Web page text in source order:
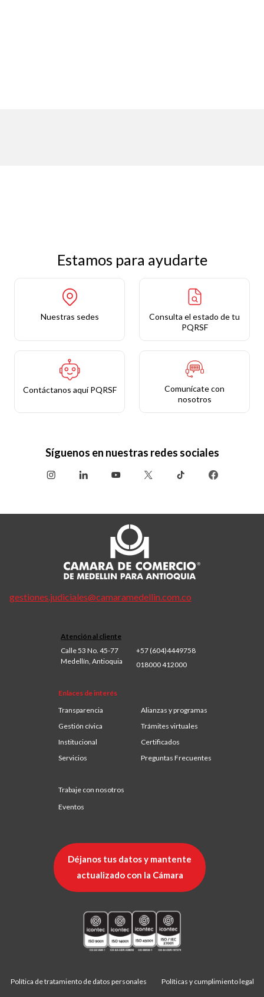
Estamos para ayudarte
Nuestras sedes
Consulta el estado de tu
PQRSF
Contáctanos aquí PQRSF
Comunícate con
nosotros
Síguenos en nuestras redes sociales
gestiones.judiciales@camaramedellin.com.co
Atención al cliente
Calle 53 No. 45-77
Medellín, Antioquia
+57 (604)4449758
018000 412000
Enlaces de interés
Transparencia
Alianzas y programas
Gestión cívica
Trámites virtuales
Institucional
Certificados
Servicios
Preguntas Frecuentes
Trabaje con nosotros
Eventos
Déjanos tus datos y mantente
actualizado con la Cámara
Política de tratamiento de datos personales Políticas y cumplimiento legal